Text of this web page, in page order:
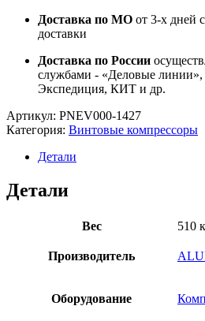
Доставка по МО от 3-х дней
доставки
Доставка по России
службами - «Деловые
Экспедиция, КИТ и др.
Артикул: PNEV000-1427
Категория: Винтовые компрессоры
Детали
Детали
Вес 510
Производитель
Оборудование